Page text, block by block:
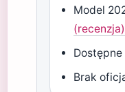
Model
(recenzja)
Brak